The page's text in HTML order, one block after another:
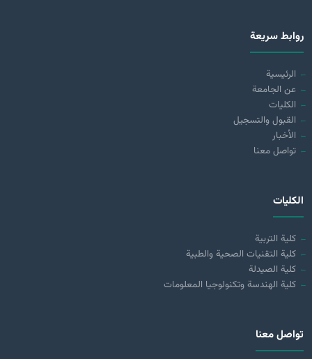
روابط سريعة
الرئيسية
عن الجامعة
الكليات
القبول والتسجيل
الأخبار
تواصل معنا
الكليات
كلية التربية
كلية التقنيات الصحية والطبية
كلية الصيدلة
كلية الهندسة وتكنولوجيا المعلومات
تواصل معنا